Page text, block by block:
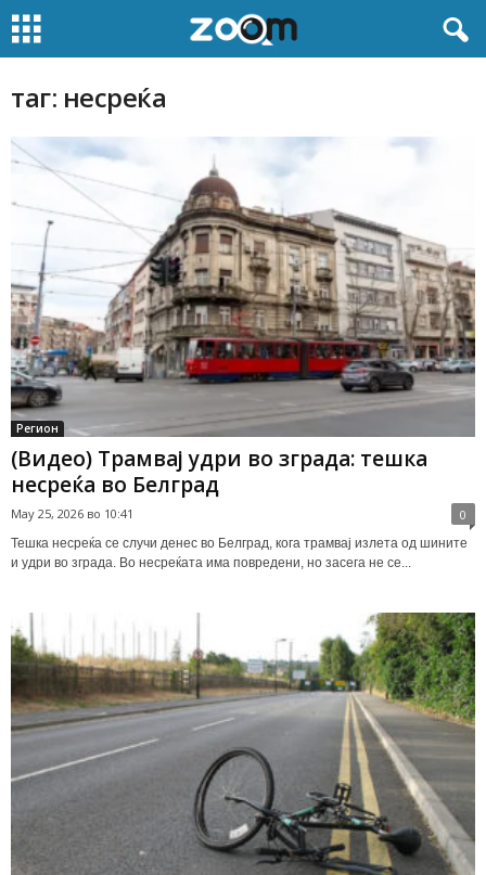
таг: несреќа
Регион
(Видео) Трамвај удри во зграда: тешка
несреќа во Белград
May 25, 2026 во 10:41 0
Тешка несреќа се случи денес во Белград, кога трамвај излета од шините
и удри во зграда. Во несреќата има повредени, но засега не се...